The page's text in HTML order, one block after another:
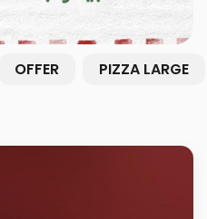
OFFER PIZZA LARGE